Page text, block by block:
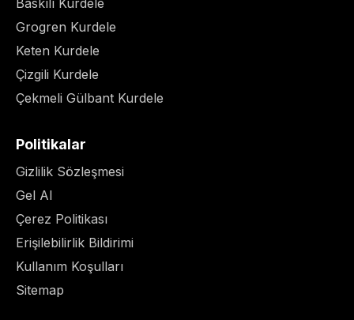
Grogren Kurdele
Keten Kurdele
Çizgili Kurdele
Çekmeli Gülbant Kurdele
Politikalar
Gizlilik Sözleşmesi
Gel Al
Çerez Politikası
Erişilebilirlik Bildirimi
Kullanım Koşulları
Sitemap